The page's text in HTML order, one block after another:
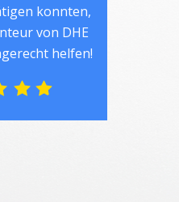
konnten,
von DHE
helfen!